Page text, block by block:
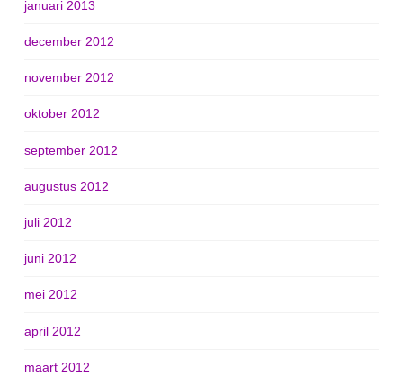
januari 2013
december 2012
november 2012
oktober 2012
september 2012
augustus 2012
juli 2012
juni 2012
mei 2012
april 2012
maart 2012